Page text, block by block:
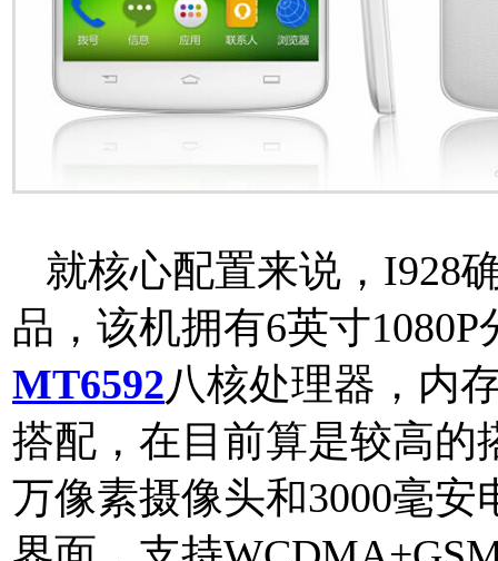
就核心配置来说，I928
品，该机拥有6英寸
MT6592八核处理器，内
搭配，在目前算是较高的
万像素摄像头和3000毫安